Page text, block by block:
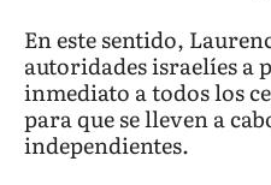
En este sentido,
autoridades israelíes a
inmediato a todos los
para que se lleven a
independientes.